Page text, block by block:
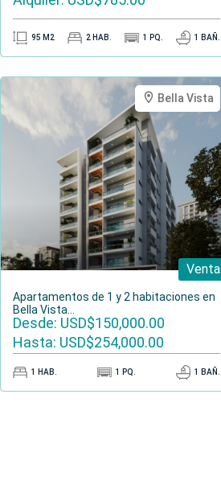
95 M2 2 HAB. 1 PQ. 1 BAÑ.
Bella Vista
Venta
Apartamentos de 1 y 2 habitaciones en
Bella Vista...
Desde: USD$150,000.00
Hasta: USD$254,000.00
1 HAB. 1 PQ. 1 BAÑ.